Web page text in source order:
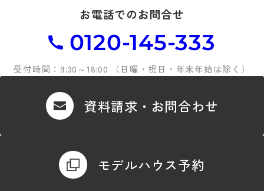
お電話でのお問合せ
0120-145-333
受付時間：9:30～18:00 （日曜・祝日・年末年始は除く）
資料請求・お問合わせ
モデルハウス予約